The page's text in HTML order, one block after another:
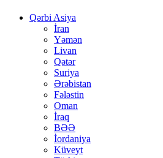
Qərbi Asiya
İran
Yəmən
Livan
Qətər
Suriya
Ərəbistan
Fələstin
Oman
İraq
BƏƏ
İordaniya
Küveyt